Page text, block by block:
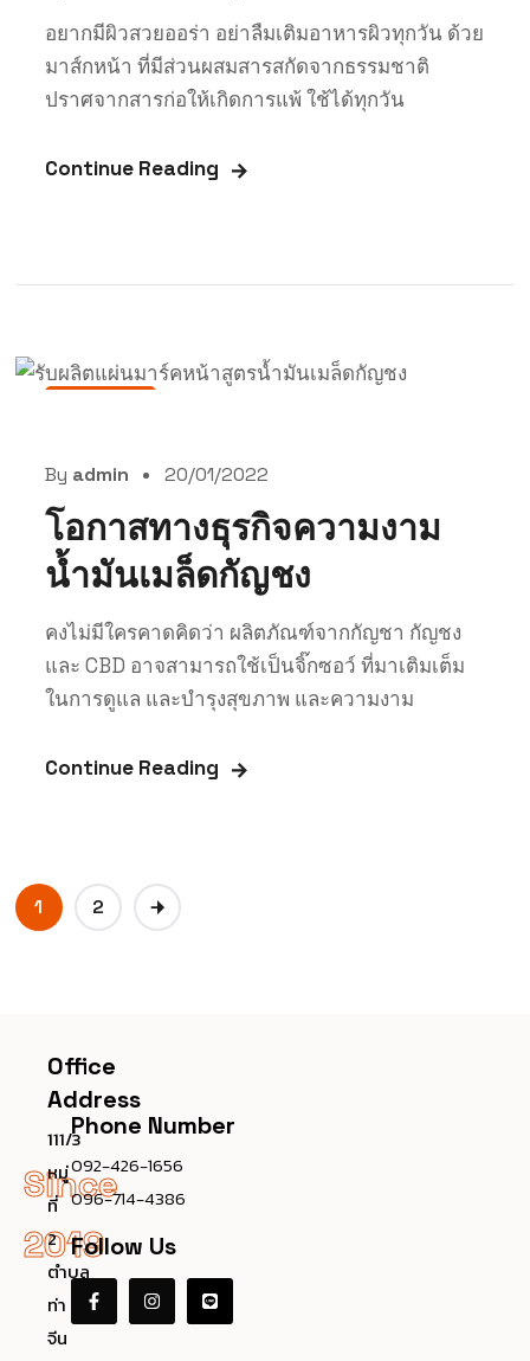
อยากมีผิวสวยออร่า อย่าลืมเติมอาหารผิวทุกวัน ด้วย
มาส์กหน้า ที่มีส่วนผสมสารสกัดจากธรรมชาติ
ปราศจากสารก่อให้เกิดการแพ้ ใช้ได้ทุกวัน
Continue Reading
By admin 20/01/2022
โอกาสทางธุรกิจความงาม
น้ำมันเมล็ดกัญชง
คงไม่มีใครคาดคิดว่า ผลิตภัณฑ์จากกัญชา กัญชง
และ CBD อาจสามารถใช้เป็นจิ๊กซอว์ ที่มาเติมเต็ม
ในการดูแล และบำรุงสุขภาพ และความงาม
Continue Reading
1 2
Since
2019
Office
Address
111/3
หมู่
ที่
2
ตำบล
ท่า
จีน
Phone Number
092-426-1656
096-714-4386
Follow Us